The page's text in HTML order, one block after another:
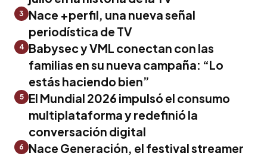
3
Nace +perfil, una nueva señal
periodística de TV
4 Babysec y VML conectan con las
familias en su nueva campaña: “Lo
estás haciendo bien”
5
El Mundial 2026 impulsó el consumo
multiplataforma y redefinió la
conversación digital
6
Nace Generación, el festival streamer